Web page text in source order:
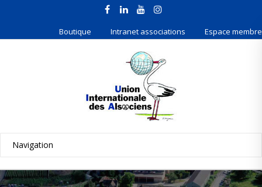
Boutique Intranet associations Espace membre